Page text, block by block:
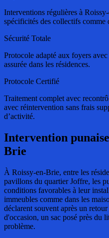
Interventions régulières à
spécificités des collectifs comme
Sécurité Totale
Protocole adapté aux foyers
assurée dans les résidences.
Protocole Certifié
Traitement complet avec
avec réintervention sans frais
d’activité.
Intervention
Brie
À Roissy-en-Brie, entre les
pavillons du quartier Joffre, les
conditions favorables à leur
immeubles comme dans les
déclarent souvent après un
d'occasion, un sac posé près du
problème.